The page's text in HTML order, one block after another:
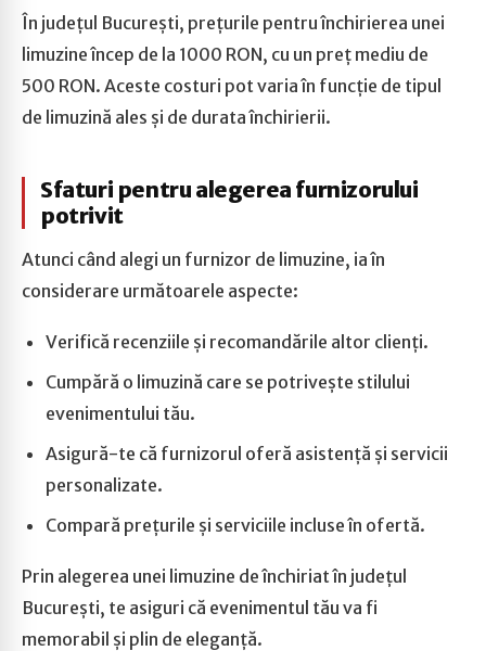
În județul București, prețurile pentru închirierea unei
limuzine încep de la 1000 RON, cu un preț mediu de
500 RON. Aceste costuri pot varia în funcție de tipul
de limuzină ales și de durata închirierii.
Sfaturi pentru alegerea furnizorului
potrivit
Atunci când alegi un furnizor de limuzine, ia în
considerare următoarele aspecte:
Verifică recenziile și recomandările altor clienți.
Cumpără o limuzină care se potrivește stilului
evenimentului tău.
Asigură-te că furnizorul oferă asistență și servicii
personalizate.
Compară prețurile și serviciile incluse în ofertă.
Prin alegerea unei limuzine de închiriat în județul
București, te asiguri că evenimentul tău va fi
memorabil și plin de eleganță.